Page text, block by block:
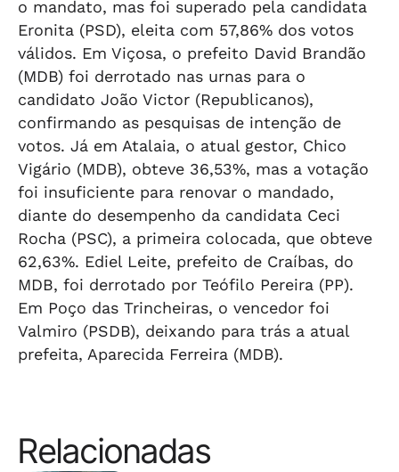
o mandato, mas foi superado pela candidata
Eronita (PSD), eleita com 57,86% dos votos
válidos. Em Viçosa, o prefeito David Brandão
(MDB) foi derrotado nas urnas para o
candidato João Victor (Republicanos),
confirmando as pesquisas de intenção de
votos. Já em Atalaia, o atual gestor, Chico
Vigário (MDB), obteve 36,53%, mas a votação
foi insuficiente para renovar o mandado,
diante do desempenho da candidata Ceci
Rocha (PSC), a primeira colocada, que obteve
62,63%. Ediel Leite, prefeito de Craíbas, do
MDB, foi derrotado por Teófilo Pereira (PP).
Em Poço das Trincheiras, o vencedor foi
Valmiro (PSDB), deixando para trás a atual
prefeita, Aparecida Ferreira (MDB).
Relacionadas